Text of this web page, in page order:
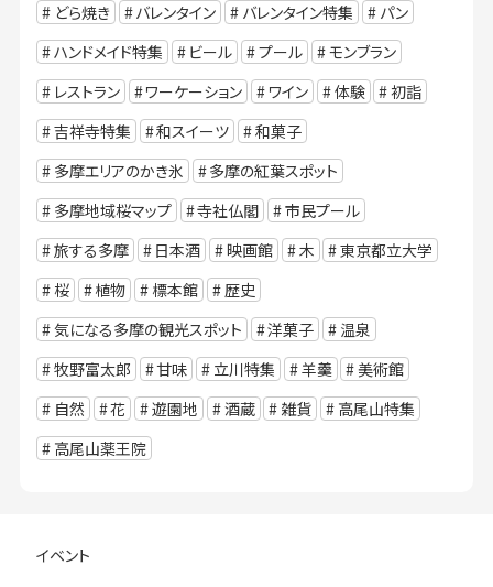
どら焼き
バレンタイン バレンタイン特集
パン
ハンドメイド特集
ビール プール
モンブラン
レストラン
ワーケーション ワイン 体験
初詣
吉祥寺特集
和スイーツ
和菓子
多摩エリアのかき氷
多摩の紅葉スポット
多摩地域桜マップ
寺社仏閣
市民プール
旅する多摩
日本酒 映画館 木
東京都立大学
桜
植物 標本館
歴史
気になる多摩の観光スポット
洋菓子
温泉
牧野富太郎
甘味 立川特集 羊羹
美術館
自然
花 遊園地 酒蔵 雑貨
高尾山特集
高尾山薬王院
イベント